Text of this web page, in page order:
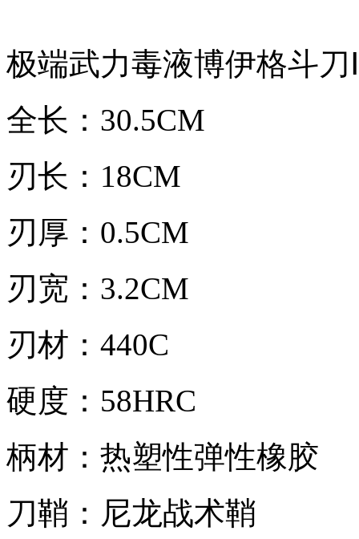
极端武力毒液博伊格斗刀
全长：30.5CM
刃长：18CM
刃厚：0.5CM
刃宽：3.2CM
刃材：440C
硬度：58HRC
柄材：热塑性弹性橡胶
刀鞘：尼龙战术鞘